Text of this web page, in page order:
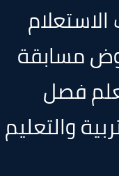
مسابقة
فصل
والتعليم